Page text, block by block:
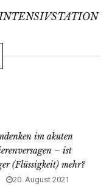
im akuten
– ist
(Flüssigkeit) mehr?
20. August 2021